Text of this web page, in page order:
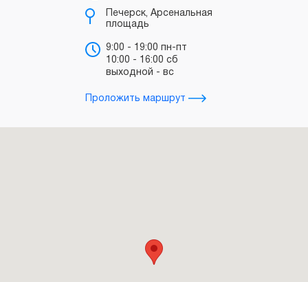
Печерск, Арсенальная
площадь
9:00 - 19:00 пн-пт
10:00 - 16:00 сб
выходной - вс
Проложить маршрут